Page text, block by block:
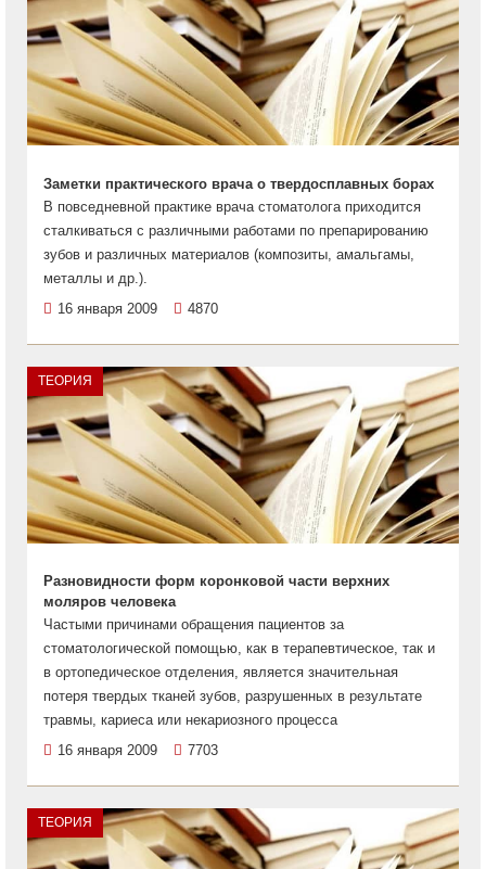
Заметки практического врача о твердосплавных борах
В повседневной практике врача стоматолога приходится
сталкиваться с различными работами по препарированию
зубов и различных материалов (композиты, амальгамы,
металлы и др.).
16 января 2009
4870
ТЕОРИЯ
Разновидности форм коронковой части верхних
моляров человека
Частыми причинами обращения пациентов за
стоматологической помощью, как в терапевтическое, так и
в ортопедическое отделения, является значительная
потеря твердых тканей зубов, разрушенных в результате
травмы, кариеса или некариозного процесса
16 января 2009
7703
ТЕОРИЯ